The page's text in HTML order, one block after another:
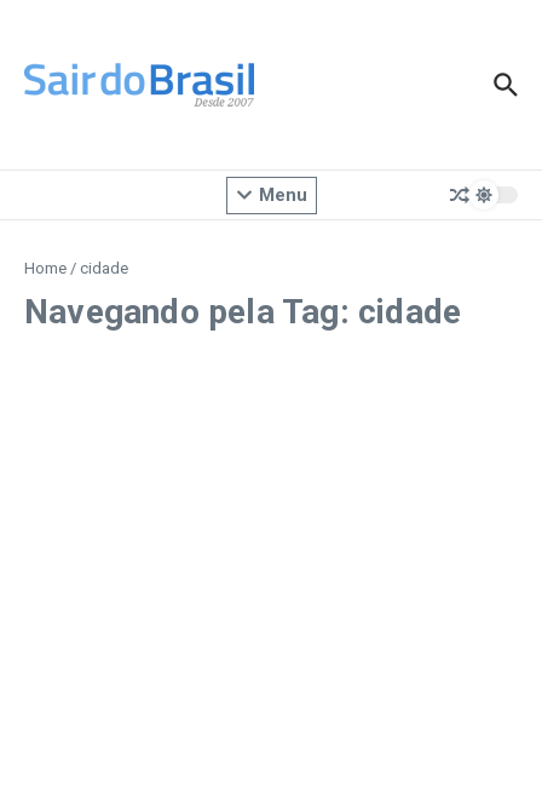
Menu
Home / cidade
Navegando pela Tag: cidade